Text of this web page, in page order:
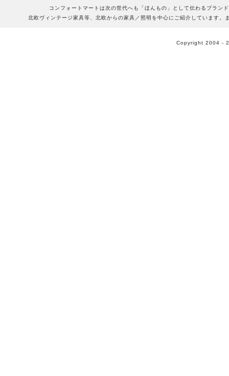
コンフォートマートは次の世代へも「ほんもの」として伝わるブラン
北欧ヴィンテージ家具等、北欧からの家具／照明を中心にご紹介しています
Copyright 2004 -